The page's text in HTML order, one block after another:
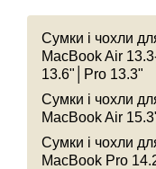
Сумки і чохли
MacBook Air
13.6"│Pro 13.3"
Сумки і чохли
MacBook Air
Сумки і чохли
MacBook Pro